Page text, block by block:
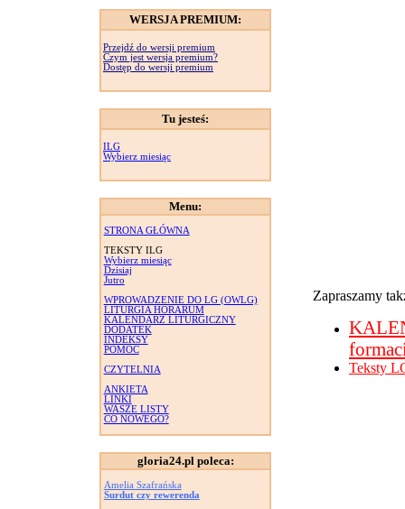
WERSJA PREMIUM:
Przejdź do wersji premium
Czym jest wersja premium?
Dostęp do wersji premium
Tu jesteś:
ILG
Wybierz miesiąc
Menu:
STRONA GŁÓWNA
TEKSTY ILG
Wybierz miesiąc
Dzisiaj
Jutro
WPROWADZENIE DO LG (OWLG)
LITURGIA HORARUM
KALENDARZ LITURGICZNY
DODATEK
INDEKSY
POMOC
CZYTELNIA
ANKIETA
LINKI
WASZE LISTY
CO NOWEGO?
gloria24.pl poleca:
Amelia Szafrańska
Surdut czy rewerenda
Zapraszamy
Teksty